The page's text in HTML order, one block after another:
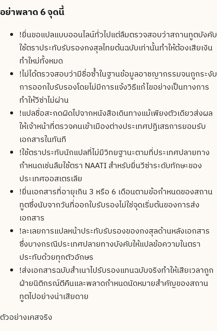
อย่าพลาด6 จุดนี้
!ยื่นขอแปลแบบออนไลน์ทั่วไปแต่ลืมตรวจสอบว่าสถานทูตบังคับ
ใช้ตราประทับรับรองกงสุลไทยต้นฉบับเท่านั้นทำให้ต้องเสียเงิน
ทำใหม่ทั้งหมด
!ไม่ได้ตรวจสอบว่ามีชื่อซ้ำในฐานข้อมูลอาชญากรรมจนถูกระงับ
การออกใบรับรองโดยไม่มีการแจ้งวิธีแก้ไขอย่างเป็นทางการ
ทำให้วีซ่าไม่ผ่าน
!แปลชื่อสะกดผิดไปจากหนังสือเดินทางแม้เพียงตัวเดียวส่งผล
ให้เจ้าหน้าที่ตรวจคนเข้าเมืองต่างประเทศปฏิเสธการยอมรับ
เอกสารในทันที
!ใช้ตราประทับนักแปลที่ไม่มีวิทยฐานะตามที่ประเทศปลายทาง
กำหนดเช่นลืมใช้ตรา NAATI สำหรับยื่นวีซ่าระดับทักษะของ
ประเทศออสเตรเลีย
!ยื่นเอกสารที่อายุเกิน 3 หรือ 6 เดือนตามข้อกำหนดของสถาน
ทูตซึ่งนับจากวันที่ออกใบรับรองไม่ใช่จุดเริ่มต้นของการส่ง
เอกสาร
!ละเลยการแปลหน้าประทับรับรองของกงสุลด้านหลังเอกสาร
ซึ่งบางกรณีประเทศปลายทางบังคับให้แปลข้อความในตรา
ประทับด้วยทุกตัวอักษร
!ส่งเอกสารฉบับสำเนาไปรับรองแทนฉบับจริงทำให้เสียเวลาถูก
ฝ่ายนิติกรณ์ตีคืนและพลาดกำหนดนัดหมายสำคัญของสถาน
ทูตไปอย่างน่าเสียดาย
ตัวอย่างเคสจริง